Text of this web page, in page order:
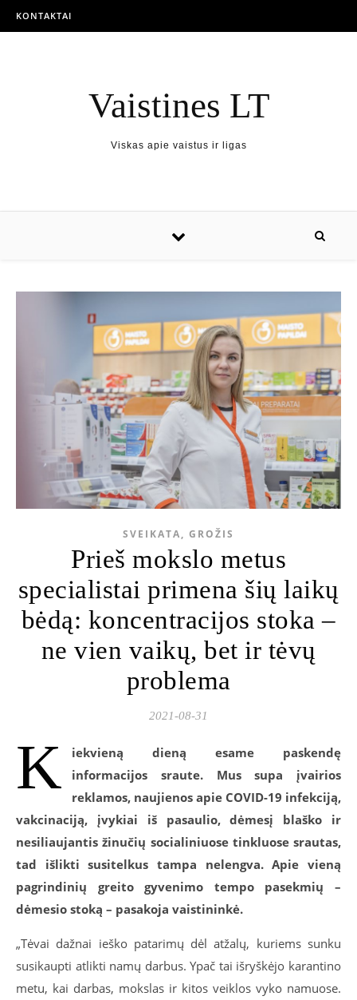
KONTAKTAI
Vaistines LT
Viskas apie vaistus ir ligas
SVEIKATA, GROŽIS
Prieš mokslo metus
specialistai primena šių laikų
bėdą: koncentracijos stoka –
ne vien vaikų, bet ir tėvų
problema
2021-08-31
K
iekvieną dieną esame paskendę
informacijos sraute. Mus supa įvairios
reklamos, naujienos apie COVID-19 infekciją,
vakcinaciją, įvykiai iš pasaulio, dėmesį blaško ir
nesiliaujantis žinučių socialiniuose tinkluose srautas,
tad išlikti susitelkus tampa nelengva.Apie vieną
pagrindinių greito gyvenimo tempo pasekmių –
dėmesio stoką – pasakoja vaistininkė.
„Tėvai dažnai ieško patarimų dėl atžalų, kuriems sunku
susikaupti atlikti namų darbus. Ypač tai išryškėjo karantino
metu, kai darbas, mokslas ir kitos veiklos vyko namuose.